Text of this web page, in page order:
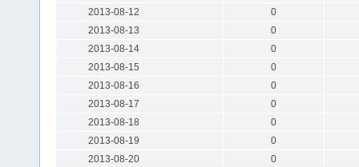
2013-08-12
0
2013-08-13
0
2013-08-14
0
2013-08-15
0
2013-08-16
0
2013-08-17
0
2013-08-18
0
2013-08-19
0
2013-08-20
0